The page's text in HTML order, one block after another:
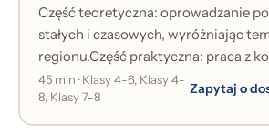
Część teoretyczna: oprowadzanie
stałych i czasowych, wyróżniając
regionu.Część praktyczna: praca z
wybranym motywem regionalnym lub
nawiązującym...
45 min · Klasy 4-6, Klasy 4-
8, Klasy 7-8
Zapytaj o